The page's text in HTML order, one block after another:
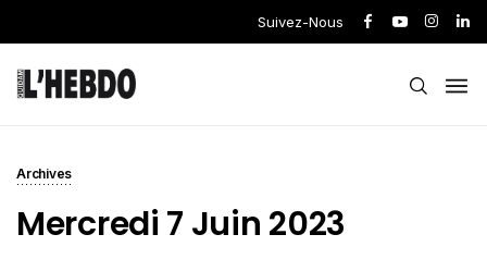
Suivez-Nous
Archives
Mercredi 7 Juin 2023